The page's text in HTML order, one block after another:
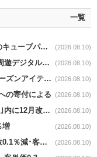
一覧
セブン-イレブンnews｜｢レモン＆ホイップのキューブパン｣8/11発売 (2026.08.10)
平和堂news｜石山店が｢さよならララ｣滋賀周遊デジタルラリースポットに選定 (2026.08.10)
良品計画news｜｢MUJI Labo｣2026年秋冬シーズンアイテム発売 (2026.08.10)
の寄付による (2026.08.10)
東急ストアnews｜東横線菊名駅｢エトモ菊名｣内に12月改装オープン (2026.08.10)
増 (2026.08.10)
マミーマートnews｜７月既存店1.8%増･客数0.1％減･客単価1.9％増 (2026.08.10)